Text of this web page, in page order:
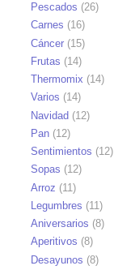
Pescados (26)
Carnes (16)
Cáncer (15)
Frutas (14)
Thermomix (14)
Varios (14)
Navidad (12)
Pan (12)
Sentimientos (12)
Sopas (12)
Arroz (11)
Legumbres (11)
Aniversarios (8)
Aperitivos (8)
Desayunos (8)